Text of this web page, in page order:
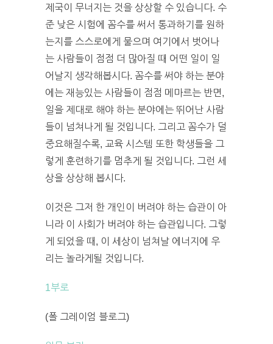
제국이 무너지는 것을 상상할 수 있습니다. 수
준 낮은 시험에 꼼수를 써서 통과하기를 원하
는지를 스스로에게 물으며 여기에서 벗어나
는 사람들이 점점 더 많아질 때 어떤 일이 일
어날지 생각해봅시다. 꼼수를 써야 하는 분야
에는 재능있는 사람들이 점점 메마르는 반면,
일을 제대로 해야 하는 분야에는 뛰어난 사람
들이 넘쳐나게 될 것입니다. 그리고 꼼수가 덜
중요해질수록, 교육 시스템 또한 학생들을 그
렇게 훈련하기를 멈추게 될 것입니다. 그런 세
상을 상상해 봅시다.
이것은 그저 한 개인이 버려야 하는 습관이 아
니라 이 사회가 버려야 하는 습관입니다. 그렇
게 되었을 때, 이 세상이 넘쳐날 에너지에 우
리는 놀라게될 것입니다.
1부로
(폴 그레이엄 블로그)